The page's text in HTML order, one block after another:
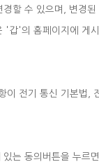
할 수 있으며, 변경
'갑'의 홈페이지에 게
이 전기 통신 기본법,
는 동의버튼을 누르